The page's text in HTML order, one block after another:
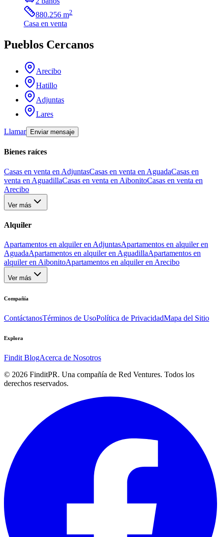
880.256 m2
Casa en venta
Pueblos Cercanos
Arecibo
Hatillo
Adjuntas
Lares
Llamar Enviar mensaje
Bienes raíces
Casas en venta en AdjuntasCasas en venta en AguadaCasas en
venta en AguadillaCasas en venta en AibonitoCasas en venta en
Arecibo
Ver más
Alquiler
Apartamentos en alquiler en AdjuntasApartamentos en alquiler en
AguadaApartamentos en alquiler en AguadillaApartamentos en
alquiler en AibonitoApartamentos en alquiler en Arecibo
Ver más
Compañía
ContáctanosTérminos de UsoPolítica de PrivacidadMapa del Sitio
Explora
Findit BlogAcerca de Nosotros
© 2026 FinditPR. Una compañía de Red Ventures. Todos los
derechos reservados.